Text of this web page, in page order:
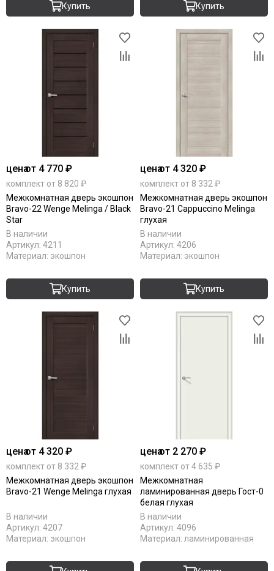
Купить Купить
ценаот 4 770 ₽
комплект от 8 820 ₽
Межкомнатная дверь экошпон
Bravo-22 Wenge Melinga / Black
Star
В наличии
Артикул: 4211
Материал: экошпон
Купить
ценаот 4 320 ₽
комплект от 8 332 ₽
Межкомнатная дверь экошпон
Bravo-21 Cappuccino Melinga
глухая
В наличии
Артикул: 4206
Материал: экошпон
Купить
ценаот 4 320 ₽
комплект от 8 332 ₽
Межкомнатная дверь экошпон
Bravo-21 Wenge Melinga глухая
В наличии
Артикул: 4207
Материал: экошпон
ценаот 2 270 ₽
комплект от 4 635 ₽
Межкомнатная
ламинированная дверь Гост-0
белая глухая
В наличии
Артикул: 4096
Материал: ламинированная